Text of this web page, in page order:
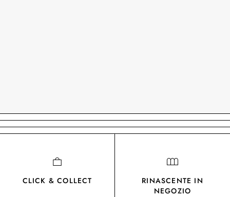
CLICK & COLLECT
RINASCENTE IN
NEGOZIO